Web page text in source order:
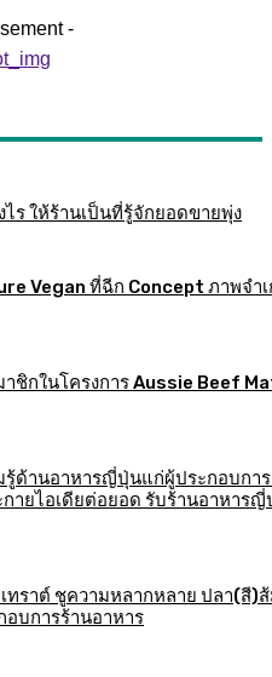
-
ร ให้ร้านเป็นที่รู้จักยอดขายพุ่ง
Vegan ที่ฉีก Concept ภาพจำเ
าชิกในโครงการ Aussie Beef
รู้ด้านอาหารญี่ปุ่นแก่ผู้ประกอบกา
ายไอเดียต่อยอด รับร้านอาหาร
ทราต์ ชูความหลากหลาย ปลา(สี)
อบการร้านอาหาร